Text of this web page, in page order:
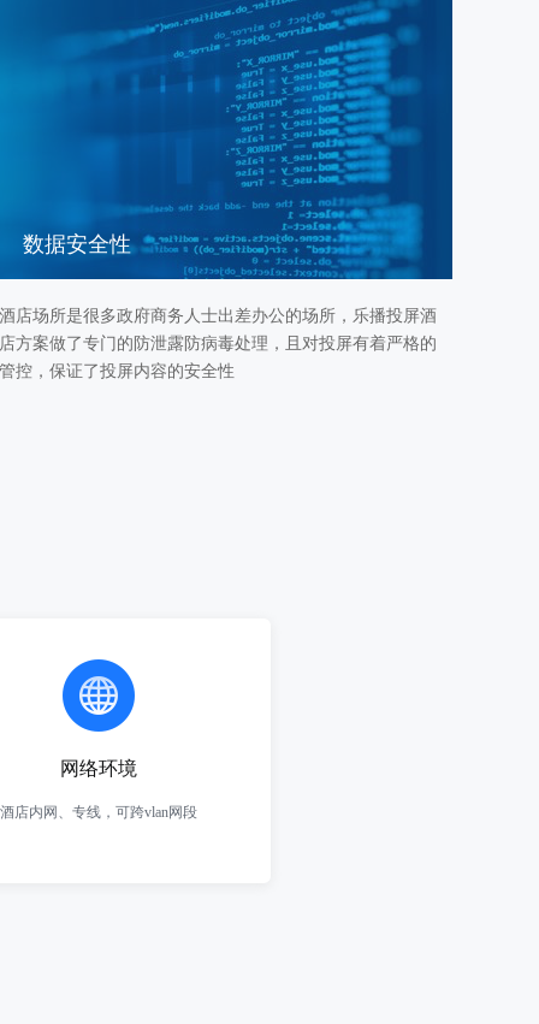
数据安全性
酒店场所是很多政府商务人士出差办公的场所，乐播投屏酒
店方案做了专门的防泄露防病毒处理，且对投屏有着严格的
管控，保证了投屏内容的安全性
网络环境
酒店内网、专线，可跨vlan网段